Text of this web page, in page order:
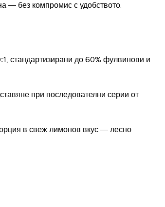
— без компромис с удобството.
стандартизирани до 60% фулвинови и
при последователни серии от
в свеж лимонов вкус — лесно